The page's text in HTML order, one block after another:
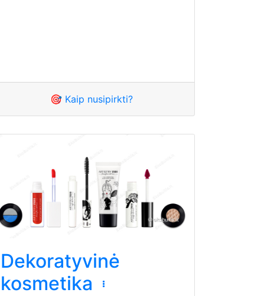
🎯 Kaip nusipirkti?
Dekoratyvinė
kosmetika